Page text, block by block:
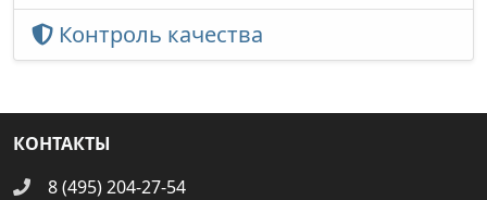
Контроль качества
КОНТАКТЫ
8 (495) 204-27-54